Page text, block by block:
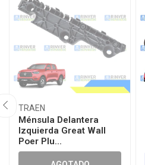
TRAEN
Ménsula Delantera
Izquierda Great Wall
Poer Plu...